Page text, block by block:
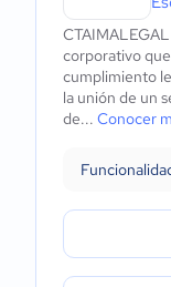
corporativo
cumplimiento
la unión de un
de... Conocer